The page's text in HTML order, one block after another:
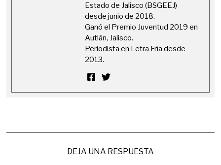
Estado de Jalisco (BSGEEJ)
desde junio de 2018.
Ganó el Premio Juventud 2019 en
Autlán, Jalisco.
Periodista en Letra Fría desde
2013.
DEJA UNA RESPUESTA